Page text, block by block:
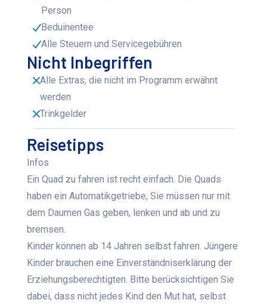
Person
Beduinentee
Alle Steuern und Servicegebühren
Nicht Inbegriffen
Alle Extras, die nicht im Programm erwähnt
werden
Trinkgelder
Reisetipps
Infos
Ein Quad zu fahren ist recht einfach. Die Quads
haben ein Automatikgetriebe, Sie müssen nur mit
dem Daumen Gas geben, lenken und ab und zu
bremsen.
Kinder können ab 14 Jahren selbst fahren. Jüngere
Kinder brauchen eine Einverständniserklärung der
Erziehungsberechtigten. Bitte berücksichtigen Sie
dabei, dass nicht jedes Kind den Mut hat, selbst